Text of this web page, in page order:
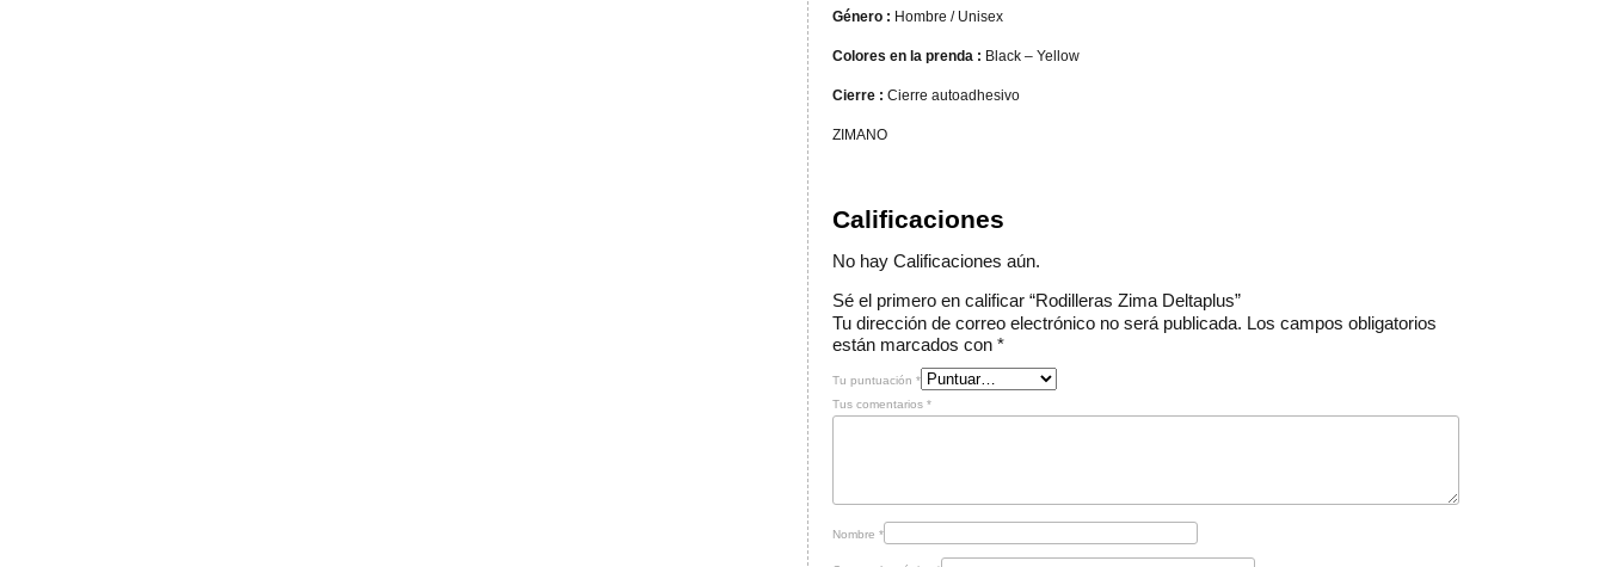
Género : Hombre / Unisex
Colores en la prenda : Black – Yellow
Cierre : Cierre autoadhesivo
ZIMANO
Calificaciones
No hay Calificaciones aún.
Sé el primero en calificar “Rodilleras Zima Deltaplus”
Tu dirección de correo electrónico no será publicada. Los campos obligatorios
están marcados con*
Tu puntuación*
Tus comentarios*
Nombre*